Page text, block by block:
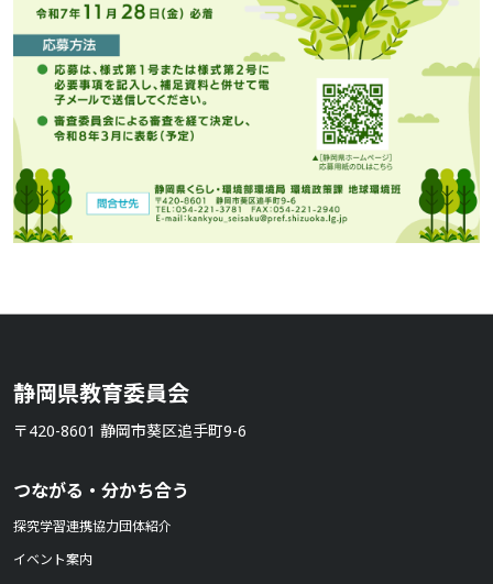
静岡県教育委員会
〒420-8601 静岡市葵区追手町9-6
つながる・分かち合う
探究学習連携協力団体紹介
イベント案内